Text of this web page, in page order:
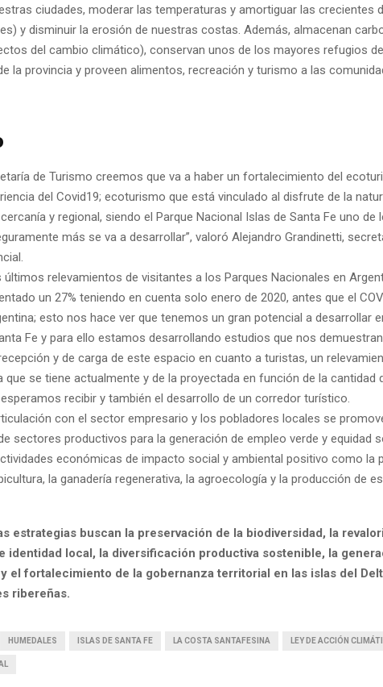
ciudades, moderar las temperaturas y amortiguar las crecientes
y disminuir la erosión de nuestras costas. Además, almacenan
del cambio climático), conservan unos de los mayores refugios de
la provincia y proveen alimentos, recreación y turismo a las
de Turismo creemos que va a haber un fortalecimiento del
del Covid19; ecoturismo que está vinculado al disfrute de la
y regional, siendo el Parque Nacional Islas de Santa Fe uno de
más se va a desarrollar”, valoró Alejandro Grandinetti,
últimos relevamientos de visitantes a los Parques Nacionales en
un 27% teniendo en cuenta solo enero de 2020, antes que el
esto nos hace ver que tenemos un gran potencial a desarrollar
Fe y para ello estamos desarrollando estudios que nos
y de carga de este espacio en cuanto a turistas, un
se tiene actualmente y de la proyectada en función de la cantidad
recibir y también el desarrollo de un corredor turístico.
con el sector empresario y los pobladores locales se
sectores productivos para la generación de empleo verde y equidad
económicas de impacto social y ambiental positivo como la
la ganadería regenerativa, la agroecología y la producción de
estrategias buscan la preservación de la biodiversidad, la
identidad local, la diversificación productiva sostenible, la
el fortalecimiento de la gobernanza territorial en las islas del
ribereñas.
HUMEDALES ISLAS DE SANTA FE LA COSTA SANTAFESINA LEY DE ACCIÓN